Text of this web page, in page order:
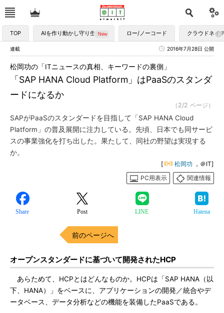
TOP AIを作り動かし守り生かす ロー/ノーコード クラウドネイ
連載 2016年7月28日 公開
「SAP HANA Cloud Platform」はPaaSのスタンダ
ードになるか
松岡功の「ITニュースの真相、キーワードの裏側」
（2/2 ページ）
SAPがPaaSのスタンダードを目指して「SAP HANA Cloud
Platform」の普及展開に注力している。先頃、日本でも同サービ
スの事業強化を打ち出した。果たして、同社の野望は実現する
か。
[ 松岡功 ，＠IT]
PC用表示
関連情報
Share Post LINE Hatena
前のページへ
オープンスタンダードに基づいて開発されたHCP
あらためて、HCPとはどんなものか。HCPは「SAP HANA（以
下、HANA）」をベースに、アプリケーションの開発／統合やデ
ータベース、データ分析などの機能を装備したPaaSである。